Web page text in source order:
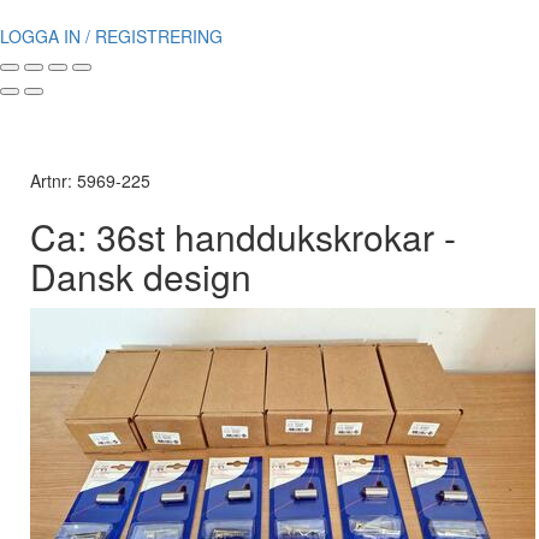
LOGGA IN / REGISTRERING
Artnr: 5969-225
Ca: 36st handdukskrokar -
Dansk design